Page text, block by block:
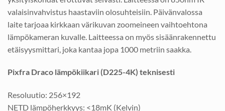
valaisinvahvistus haastaviin olosuhteisiin. Päivänvalossa
laite tarjoaa kirkkaan värikuvan zoomeineen vaihtoehtona
lämpökameran kuvalle. Laitteessa on myös sisäänrakennettu
etäisyysmittari, joka kantaa jopa 1000 metriin saakka.
Pixfra Draco lämpökiikari (D225-4K) teknisesti
Resoluutio: 256×192
NETD lämpöherkkyys: <18mK (Kelvin)